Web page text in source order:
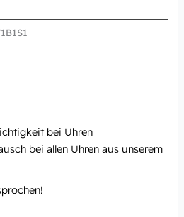
bei Uhren
bei allen Uhren aus unserem